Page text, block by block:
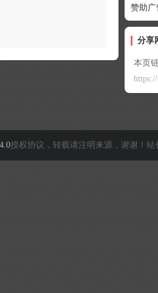
赞助广
分享
本页
授权协议，转载请注明来源，谢谢！站